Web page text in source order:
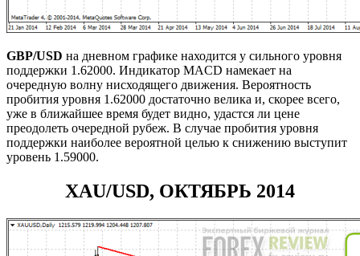
GBP/USD на дневном графике находится у сильного уровня
поддержки 1.62000. Индикатор MACD намекает на
очередную волну нисходящего движения. Вероятность
пробития уровня 1.62000 достаточно велика и, скорее всего,
уже в ближайшее время будет видно, удастся ли цене
преодолеть очередной рубеж. В случае пробития уровня
поддержки наиболее вероятной целью к снижению выступит
уровень 1.59000.
XAU/USD, ОКТЯБРЬ 2014